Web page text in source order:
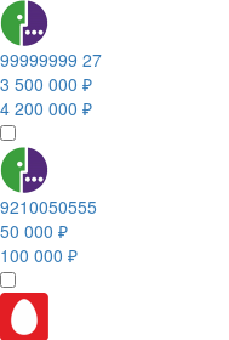
99999999 27
3 500 000 ₽
4 200 000 ₽
9210050555
50 000 ₽
100 000 ₽